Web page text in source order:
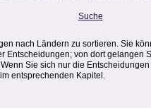
Suche
nach Ländern zu sortieren. Sie
von dort gelangen
Sie sich nur die
entsprechenden Kapitel.